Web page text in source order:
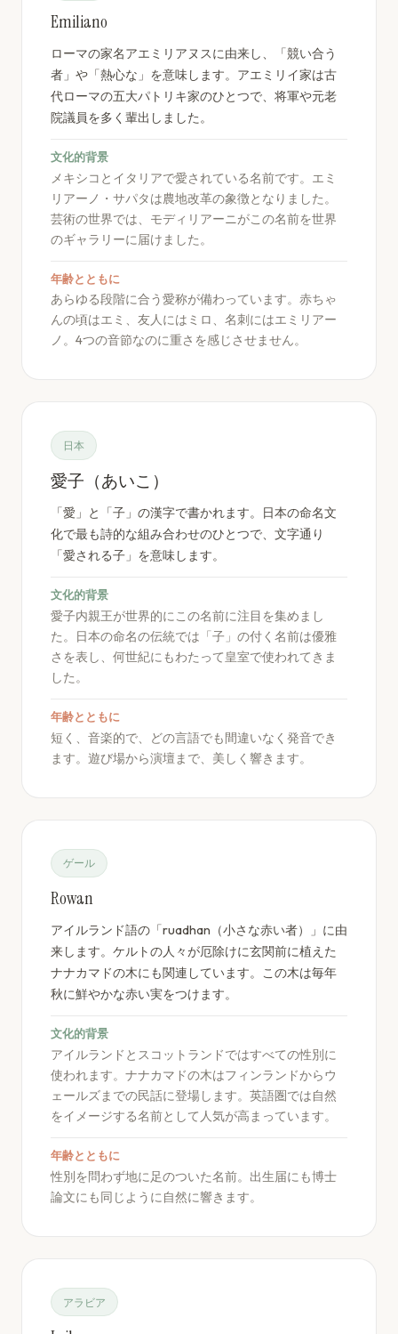
Emiliano
ローマの家名アエミリアヌスに由来し、「競い合う
者」や「熱心な」を意味します。アエミリイ家は古
代ローマの五大パトリキ家のひとつで、将軍や元老
院議員を多く輩出しました。
文化的背景
メキシコとイタリアで愛されている名前です。エミ
リアーノ・サパタは農地改革の象徴となりました。
芸術の世界では、モディリアーニがこの名前を世界
のギャラリーに届けました。
年齢とともに
あらゆる段階に合う愛称が備わっています。赤ちゃ
んの頃はエミ、友人にはミロ、名刺にはエミリアー
ノ。4つの音節なのに重さを感じさせません。
日本
愛子（あいこ）
「愛」と「子」の漢字で書かれます。日本の命名文
化で最も詩的な組み合わせのひとつで、文字通り
「愛される子」を意味します。
文化的背景
愛子内親王が世界的にこの名前に注目を集めまし
た。日本の命名の伝統では「子」の付く名前は優雅
さを表し、何世紀にもわたって皇室で使われてきま
した。
年齢とともに
短く、音楽的で、どの言語でも間違いなく発音でき
ます。遊び場から演壇まで、美しく響きます。
ゲール
Rowan
アイルランド語の「ruadhan（小さな赤い者）」に由
来します。ケルトの人々が厄除けに玄関前に植えた
ナナカマドの木にも関連しています。この木は毎年
秋に鮮やかな赤い実をつけます。
文化的背景
アイルランドとスコットランドではすべての性別に
使われます。ナナカマドの木はフィンランドからウ
ェールズまでの民話に登場します。英語圏では自然
をイメージする名前として人気が高まっています。
年齢とともに
性別を問わず地に足のついた名前。出生届にも博士
論文にも同じように自然に響きます。
アラビア